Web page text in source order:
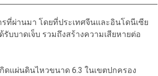
ที่ผ่านมา โดยที่ประเทศจีนและอินโดนีเซีย
บบาดเจ็บ รวมถึงสร้างความเสียหายต่อ
ดแผ่นดินไหวขนาด 6.3 ในเขตปกครอง